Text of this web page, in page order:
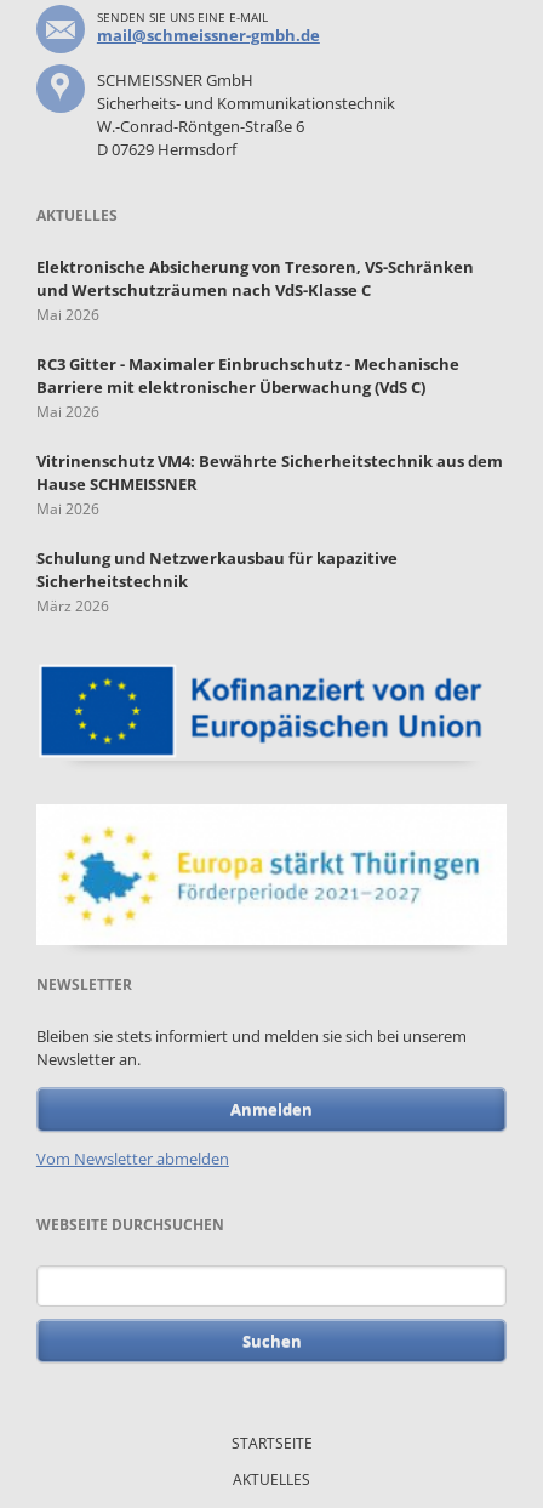
SENDEN SIE UNS EINE E-MAIL
mail@schmeissner-gmbh.de
SCHMEISSNER GmbH
Sicherheits- und Kommunikationstechnik
W.-Conrad-Röntgen-Straße 6
D 07629 Hermsdorf
AKTUELLES
Elektronische Absicherung von Tresoren, VS-Schränken
und Wertschutzräumen nach VdS-Klasse C
Mai 2026
RC3 Gitter - Maximaler Einbruchschutz - Mechanische
Barriere mit elektronischer Überwachung (VdS C)
Mai 2026
Vitrinenschutz VM4: Bewährte Sicherheitstechnik aus dem
Hause SCHMEISSNER
Mai 2026
Schulung und Netzwerkausbau für kapazitive
Sicherheitstechnik
März 2026
NEWSLETTER
Bleiben sie stets informiert und melden sie sich bei unserem
Newsletter an.
Anmelden
Vom Newsletter abmelden
WEBSEITE DURCHSUCHEN
Suchbegriffe
STARTSEITE
AKTUELLES